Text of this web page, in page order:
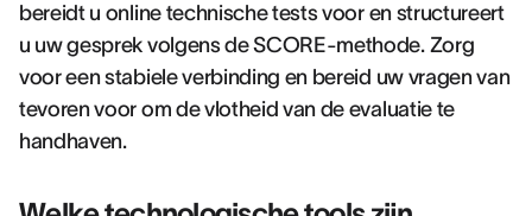
bereidt u online technische tests voor en structureert
u uw gesprek volgens de SCORE-methode. Zorg
voor een stabiele verbinding en bereid uw vragen van
tevoren voor om de vlotheid van de evaluatie te
handhaven.